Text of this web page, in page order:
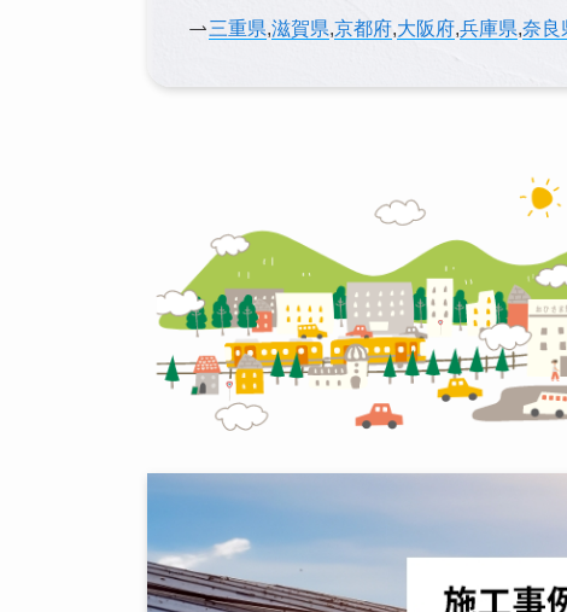
三重県,滋賀県,京都府,大阪府,兵庫県,奈良